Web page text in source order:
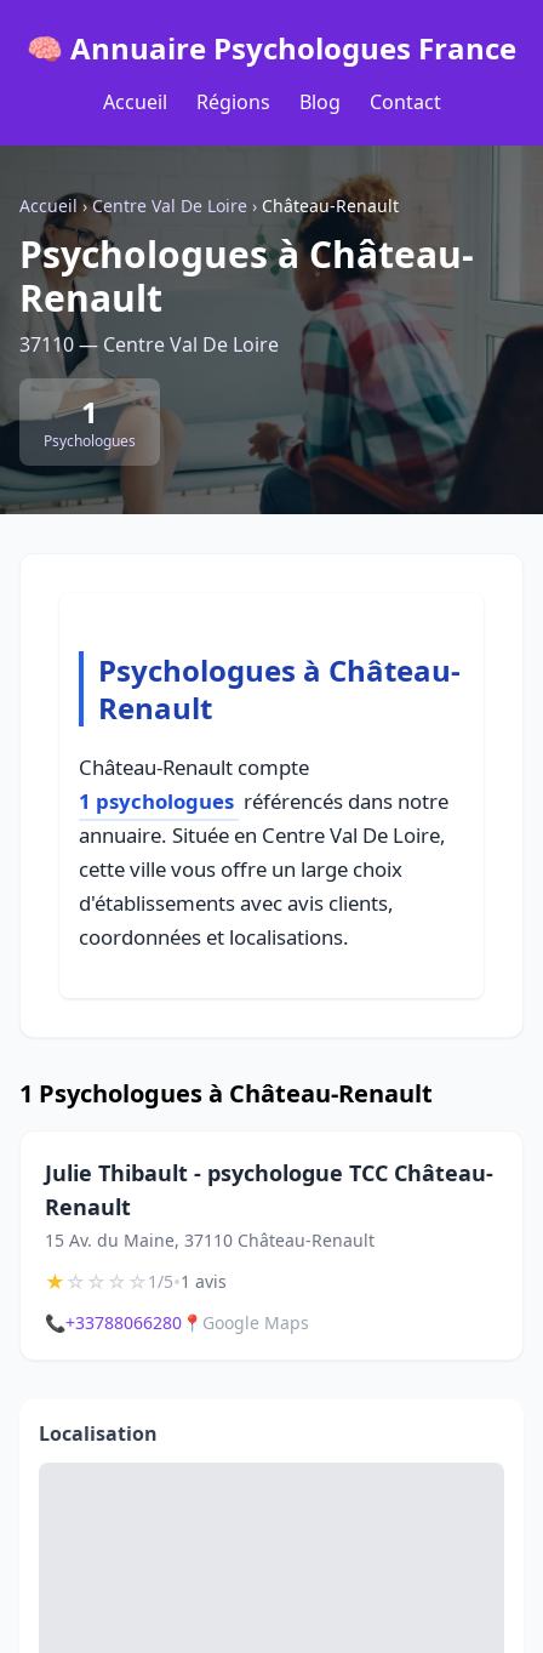
🧠 Annuaire Psychologues France
Accueil Régions Blog Contact
Accueil ›Centre Val De Loire › Château-Renault
Psychologues à Château-
Renault
37110 — Centre Val De Loire
1
Psychologues
Psychologues à Château-
Renault
Château-Renault compte
1 psychologues référencés dans notre
annuaire. Située en Centre Val De Loire,
cette ville vous offre un large choix
d'établissements avec avis clients,
coordonnées et localisations.
1 Psychologues à Château-Renault
Julie Thibault - psychologue TCC Château-
Renault
15 Av. du Maine, 37110 Château-Renault
★☆☆☆☆1/5•1 avis
📞+33788066280 📍 Google Maps
Localisation